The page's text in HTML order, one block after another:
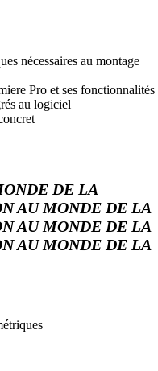
nécessaires au montage
Pro et ses fonctionnalités
au logiciel
DE LA
AU MONDE DE LA
AU MONDE DE LA
AU MONDE DE LA